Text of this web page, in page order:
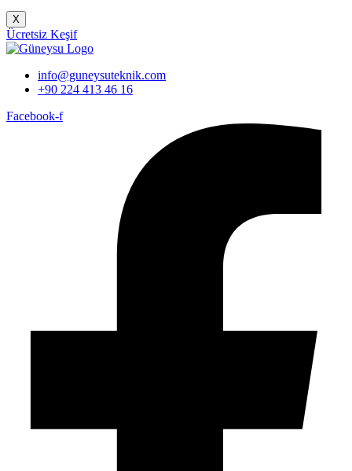
X
Ücretsiz Keşif
info@guneysuteknik.com
+90 224 413 46 16
Facebook-f